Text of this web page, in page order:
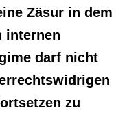
Zäsur in dem
internen
darf nicht
zu